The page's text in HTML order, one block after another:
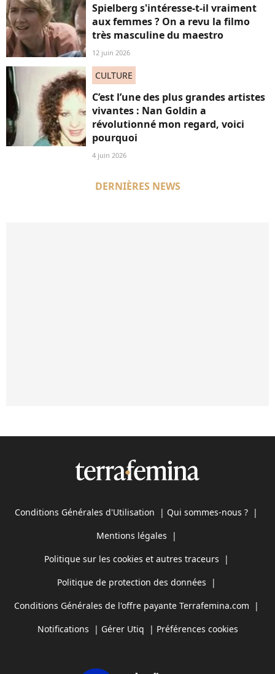
Spielberg s'intéresse-t-il vraiment
aux femmes ? On a revu la filmo
très masculine du maestro
12 juin 2026
CULTURE
C’est l’une des plus grandes artistes
vivantes : Nan Goldin a
révolutionné mon regard, voici
pourquoi
4 juin 2026
DERNIÈRES NEWS
Conditions Générales d'Utilisation | Qui sommes-nous ? |
Mentions légales |
Politique sur les cookies et autres traceurs |
Politique de protection des données |
Conditions Générales de l'offre payante Terrafemina.com |
Notifications | Gérer Utiq | Préférences cookies